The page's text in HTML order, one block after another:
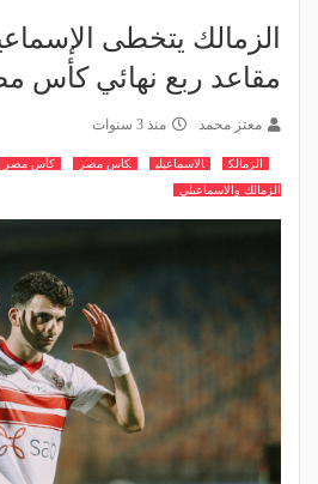
الزمالك يتخطى
مقاعد ربع نهائي كأس
معتز محمد منذ 3 سنوات
الزمالك الاسماعيلي كاس مصر كأس مصر
الزمالك والاسماعيلي